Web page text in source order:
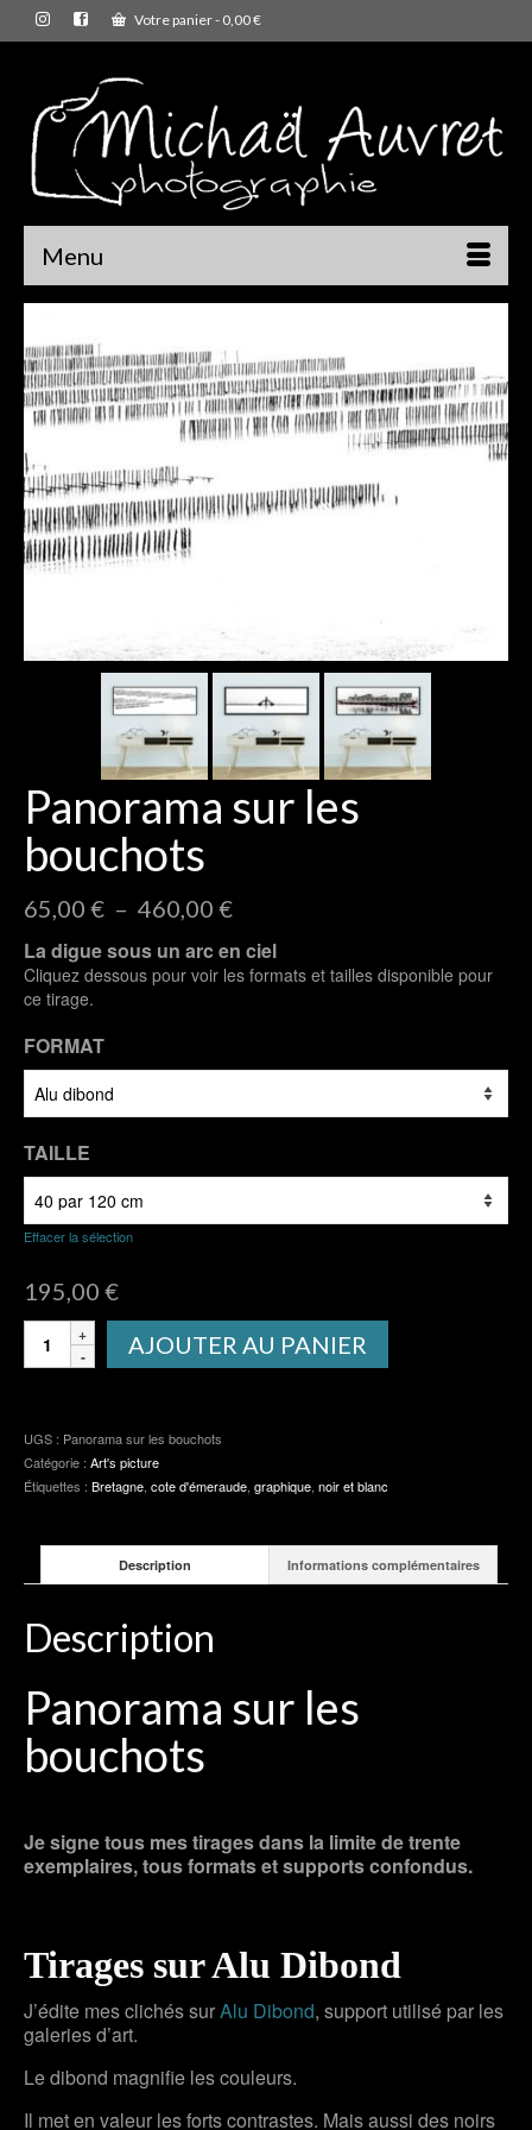
Votre panier- 0,00€
Menu
Panorama sur les
bouchots
65,00 € – 460,00 €Plage
prix :
65,00 €
La digue sous un arc en ciel
Cliquez dessous pour voir les formats et tailles disponible pour
ce tirage.
FORMAT
TAILLE
Effacer la sélection
195,00 €
quantité
bouchots
AJOUTER AU PANIER
UGS : Panorama sur les bouchots
Catégorie : Art's picture
Étiquettes : Bretagne cote d'émeraude graphique noir et blanc
Description Informations complémentaires
Description
Panorama sur les
bouchots
Je signe tous mes tirages dans la limite de trente
exemplaires, tous formats et supports confondus.
Tirages sur Alu Dibond
J’édite mes clichés surAlu Dibond, support utilisé par les
galeries d’art.
Le dibond magnifie les couleurs.
Il met en valeur les forts contrastes. Mais aussi des noirs